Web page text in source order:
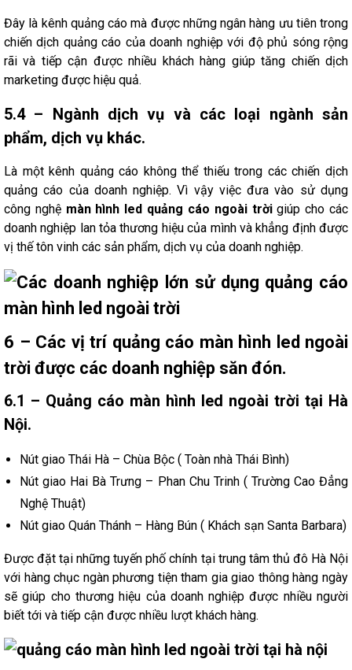
Đây là kênh quảng cáo mà được những ngân hàng ưu tiên trong
chiến dịch quảng cáo của doanh nghiệp với độ phủ sóng rộng
rãi và tiếp cận được nhiều khách hàng giúp tăng chiến dịch
marketing được hiệu quả.
5.4 – Ngành dịch vụ và các loại ngành sản
phẩm, dịch vụ khác.
Là một kênh quảng cáo không thể thiếu trong các chiến dịch
quảng cáo của doanh nghiệp. Vì vậy việc đưa vào sử dụng
công nghệ màn hình led quảng cáo ngoài trờigiúp cho các
doanh nghiệp lan tỏa thương hiệu của mình và khẳng định được
vị thế tôn vinh các sản phẩm, dịch vụ của doanh nghiệp.
6 – Các vị trí quảng cáo màn hình led ngoài
trời được các doanh nghiệp săn đón.
6.1 – Quảng cáo màn hình led ngoài trời tại Hà
Nội.
Nút giao Thái Hà – Chùa Bộc ( Toàn nhà Thái Bình)
Nút giao Hai Bà Trưng – Phan Chu Trinh ( Trường Cao Đẳng
Nghệ Thuật)
Nút giao Quán Thánh – Hàng Bún ( Khách sạn Santa Barbara)
Được đặt tại những tuyến phố chính tại trung tâm thủ đô Hà Nội
với hàng chục ngàn phương tiện tham gia giao thông hàng ngày
sẽ giúp cho thương hiệu của doanh nghiệp được nhiều người
biết tới và tiếp cận được nhiều lượt khách hàng.